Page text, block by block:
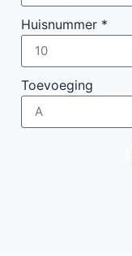
Huisnummer *
Toevoeging